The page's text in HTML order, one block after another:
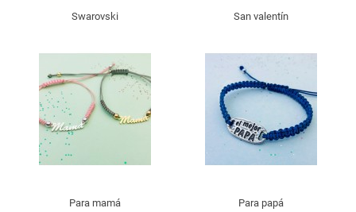
Swarovski San valentín
Para mamá Para papá